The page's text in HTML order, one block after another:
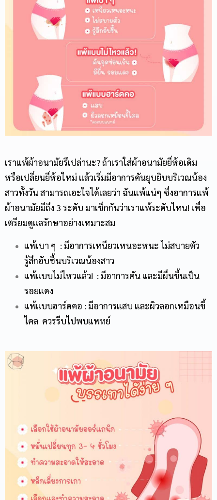
เราแพ้ผ้าอนามัยรึเปล่านะ? ถ้าเราใส่ผ้าอนามัยยี่ห้อเดิม
หรือเปลี่ยนยี่ห้อใหม่ แล้วเริ่มมีอาการคันยุบยิบบริเวณน้อง
สาวทั้งวัน สามารถเอะใจได้เลยว่า ฉันแพ้แน่ๆ ซึ่งอาการแพ้
ผ้าอนามัยมีถึง 3 ระดับ มาเช็กกันว่าเราแพ้ระดับไหน! เพื่อ
เตรียมดูแลรักษาอย่างเหมาะสม
แพ้เบา ๆ : มีอาการเหนียวเหนอะหนะ ไม่สบายตัว
รู้สึกอับชื้นบริเวณน้องสาว
แพ้แบบไม่ไหวแล้ว! : มีอาการคัน และมีผื่นขึ้นเป็น
รอยแดง
แพ้แบบฮาร์ดคอ : มีอาการแสบ และผิวลอกเหมือนขี้
ไคล ควรรีบไปพบแพทย์